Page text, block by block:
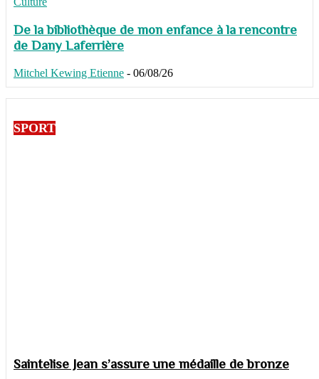
De la bibliothèque de mon enfance à la rencontre
de Dany Laferrière
Mitchel Kewing Etienne - 06/08/26
SPORT
Saintelise Jean s’assure une médaille de bronze